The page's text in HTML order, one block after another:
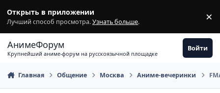
Открыть в приложении
Лучший способ просмотра.Узнать больше. ×
АнимеФорум
Крупнейший аниме-форум на русскоязычной площадке
Войти
Главная Общение Москва Аниме-вечеринки